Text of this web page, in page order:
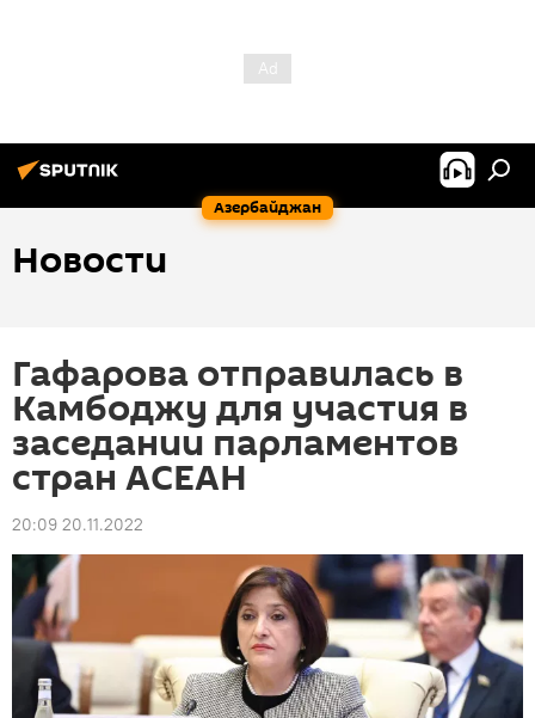
Азербайджан
Новости
Гафарова отправилась в
Камбоджу для участия в
заседании парламентов
стран АСЕАН
20:09 20.11.2022